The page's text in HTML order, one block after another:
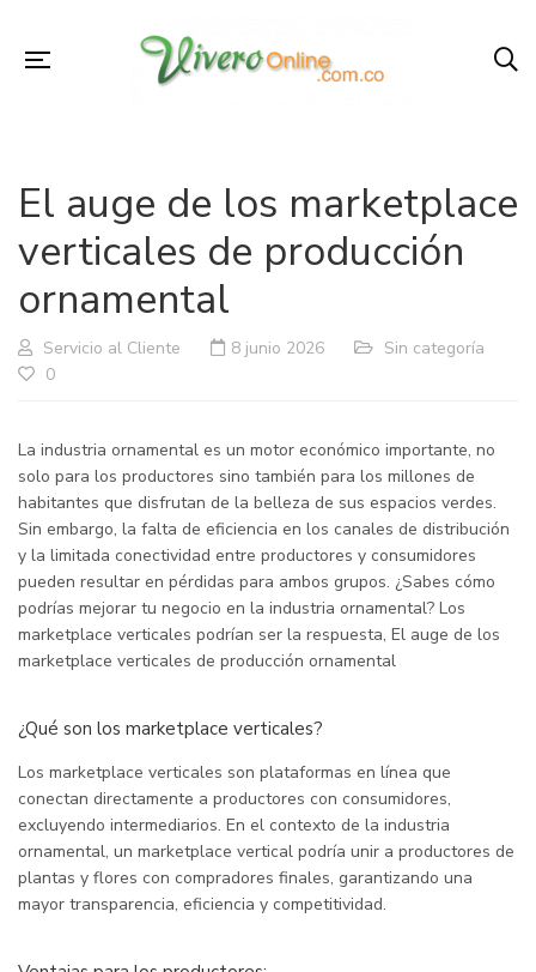
El auge de los marketplace
verticales de producción
ornamental
Servicio al Cliente 8 junio 2026
Sin categoría
0
La industria ornamental es un motor económico importante, no
solo para los productores sino también para los millones de
habitantes que disfrutan de la belleza de sus espacios verdes.
Sin embargo, la falta de eficiencia en los canales de distribución
y la limitada conectividad entre productores y consumidores
pueden resultar en pérdidas para ambos grupos. ¿Sabes cómo
podrías mejorar tu negocio en la industria ornamental? Los
marketplace verticales podrían ser la respuesta, El auge de los
marketplace verticales de producción ornamental
¿Qué son los marketplace verticales?
Los marketplace verticales son plataformas en línea que
conectan directamente a productores con consumidores,
excluyendo intermediarios. En el contexto de la industria
ornamental, un marketplace vertical podría unir a productores de
plantas y flores con compradores finales, garantizando una
mayor transparencia, eficiencia y competitividad.